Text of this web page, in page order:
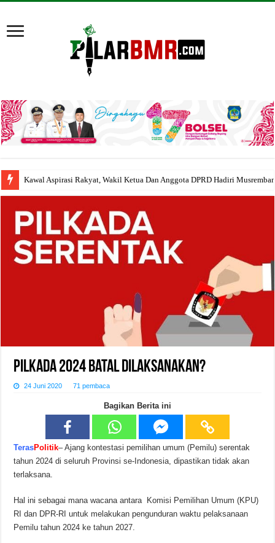
Kawal Aspirasi Rakyat, Wakil Ketua Dan Anggota DPRD Hadiri
Pilkada 2024 Batal Dilaksanakan?
24 Juni 2020 71 pembaca
Bagikan Berita ini
TerasPolitik– Ajang kontestasi pemilihan umum (Pemilu) serentak
tahun 2024 di seluruh Provinsi se-Indonesia, dipastikan tidak akan
terlaksana.
Hal ini sebagai mana wacana antara Komisi Pemilihan Umum (KPU)
RI dan DPR-RI untuk melakukan pengunduran waktu pelaksanaan
Pemilu tahun 2024 ke tahun 2027.